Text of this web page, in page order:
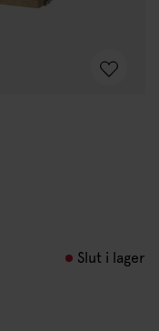
Slut i lager